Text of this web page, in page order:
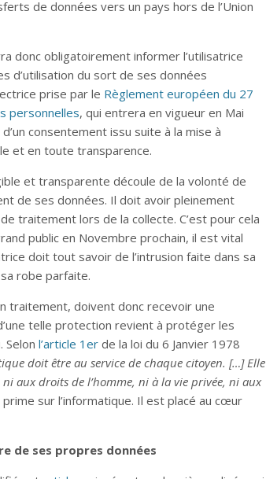
de données vers un pays hors de l’Union
donc obligatoirement informer l’utilisatrice
d’utilisation du sort de ses données
prise par le Règlement européen du 27
personnelles, qui entrera en vigueur en Mai
consentement issu suite à la mise à
et en toute transparence.
et transparente découle de la volonté de
de ses données. Il doit avoir pleinement
traitement lors de la collecte. C’est pour cela
public en Novembre prochain, il est vital
doit tout savoir de l’intrusion faite dans sa
robe parfaite.
traitement, doivent donc recevoir une
telle protection revient à protéger les
Selon l’article 1erde la loi du 6 Janvier 1978
doit être au service de chaque citoyen. […] Elle
aux droits de l’homme, ni à la vie privée, ni aux
prime sur l’informatique. Il est placé au cœur
de ses propres données